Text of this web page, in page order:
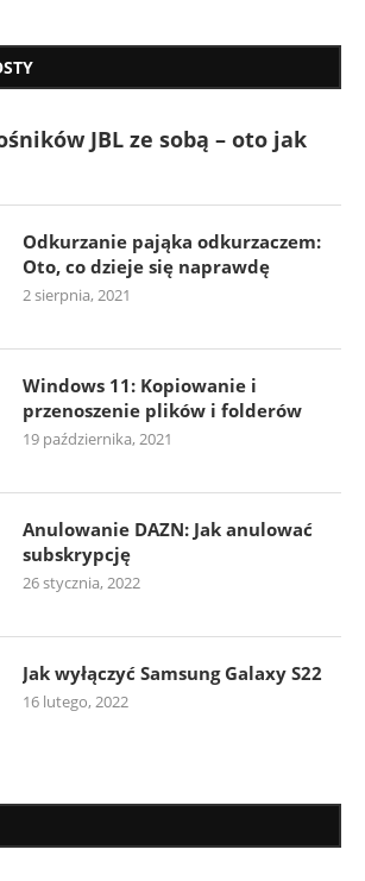
JBL ze sobą – oto jak
Odkurzanie pająka odkurzaczem:
Oto, co dzieje się naprawdę
2 sierpnia, 2021
Windows 11: Kopiowanie i
przenoszenie plików i folderów
19 października, 2021
Anulowanie DAZN: Jak anulować
subskrypcję
26 stycznia, 2022
Jak wyłączyć Samsung Galaxy S22
16 lutego, 2022